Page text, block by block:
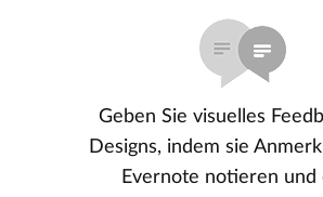
Geben Sie visuelles
Designs, indem sie
Evernote notieren und